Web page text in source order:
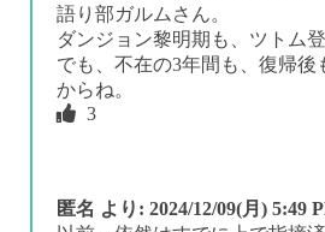
語り部ガルムさん。
ダンジョン黎明期も、ツトム
でも、不在の3年間も、復帰後
からね。
3
匿名 より: 2024/12/09(月) 5:49